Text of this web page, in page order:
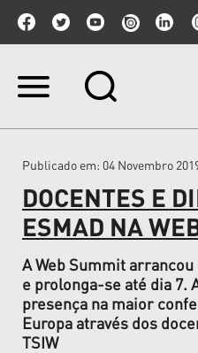
Ir
Ir
navegação
Publicado em: 04 Novembro
DOCENTES E
ESMAD NA
A Web Summit
e prolonga-se até dia 7.
presença na maior
Europa através dos
TSIW